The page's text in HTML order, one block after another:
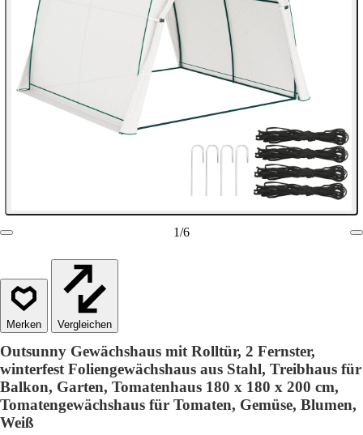
1/6
Vergleichen
Outsunny Gewächshaus mit Rolltür, 2 Fernster,
winterfest Foliengewächshaus aus Stahl, Treibhaus für
Balkon, Garten, Tomatenhaus 180 x 180 x 200 cm,
Tomatengewächshaus für Tomaten, Gemüse, Blumen,
Weiß